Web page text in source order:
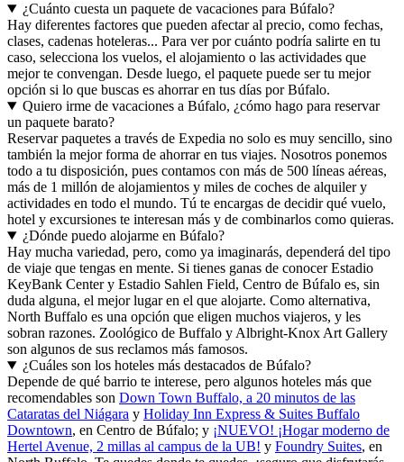
¿Cuánto cuesta un paquete de vacaciones para Búfalo?
Hay diferentes factores que pueden afectar al precio, como fechas,
clases, cadenas hoteleras... Para ver por cuánto podría salirte en tu
caso, selecciona los vuelos, el alojamiento o las actividades que
mejor te convengan. Desde luego, el paquete puede ser tu mejor
opción si lo que buscas es ahorrar en tus días por Búfalo.
Quiero irme de vacaciones a Búfalo, ¿cómo hago para reservar
un paquete barato?
Reservar paquetes a través de Expedia no solo es muy sencillo, sino
también la mejor forma de ahorrar en tus viajes. Nosotros ponemos
todo a tu disposición, pues contamos con más de 500 líneas aéreas,
más de 1 millón de alojamientos y miles de coches de alquiler y
actividades en todo el mundo. Tú te encargas de decidir qué vuelo,
hotel y excursiones te interesan más y de combinarlos como quieras.
¿Dónde puedo alojarme en Búfalo?
Hay mucha variedad, pero, como ya imaginarás, dependerá del tipo
de viaje que tengas en mente. Si tienes ganas de conocer Estadio
KeyBank Center y Estadio Sahlen Field, Centro de Búfalo es, sin
duda alguna, el mejor lugar en el que alojarte. Como alternativa,
North Buffalo es una opción que eligen muchos viajeros, y les
sobran razones. Zoológico de Buffalo y Albright-Knox Art Gallery
son algunos de sus reclamos más famosos.
¿Cuáles son los hoteles más destacados de Búfalo?
Depende de qué barrio te interese, pero algunos hoteles más que
recomendables son Down Town Buffalo, a 20 minutos de las
Cataratas del Niágara y Holiday Inn Express & Suites Buffalo
Downtown, en Centro de Búfalo; y ¡NUEVO! ¡Hogar moderno de
Hertel Avenue, 2 millas al campus de la UB! y Foundry Suites, en